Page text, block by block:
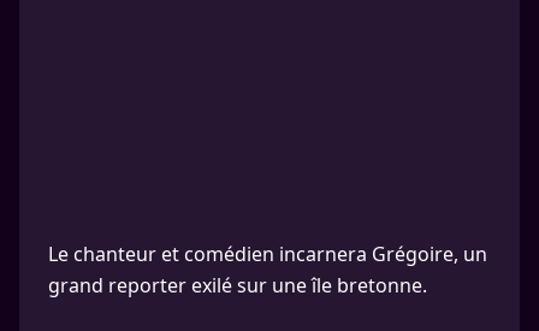
Le chanteur et comédien incarnera Grégoire, un
grand reporter exilé sur une île bretonne.